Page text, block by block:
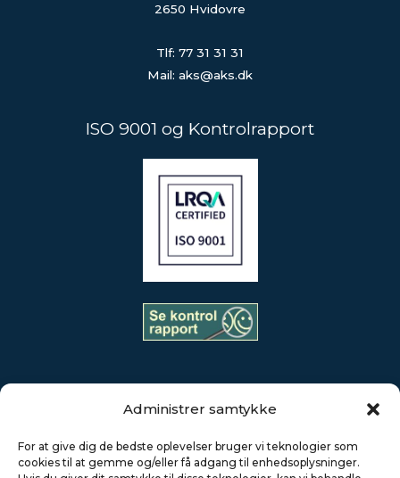
Administrer samtykke
For at give dig de bedste oplevelser bruger vi teknologier som
cookies til at gemme og/eller få adgang til enhedsoplysninger.
2650 Hvidovre
Tlf: 77 31 31 31
Mail: aks@aks.dk
ISO 9001 og Kontrolrapport
kvalificerede medarbejdere i Danmark og Polen, en af de
mest moderne maskinparker samt et effektivt styret